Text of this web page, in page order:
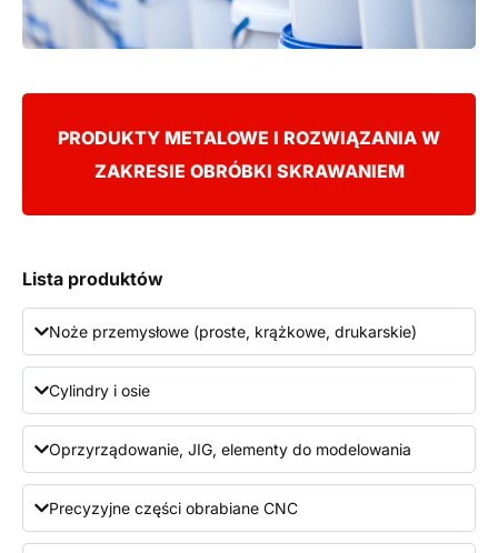
PRODUKTY METALOWE I ROZWIĄZANIA W
ZAKRESIE OBRÓBKI SKRAWANIEM
Lista produktów
Noże przemysłowe (proste, krążkowe, drukarskie)
Cylindry i osie
Oprzyrządowanie, JIG, elementy do modelowania
Precyzyjne części obrabiane CNC